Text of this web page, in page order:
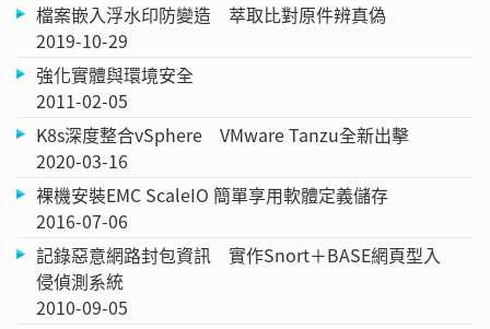
檔案嵌入浮水印防變造 萃取比對原件辨真偽
2019-10-29
強化實體與環境安全
2011-02-05
K8s深度整合vSphere VMware Tanzu全新出擊
2020-03-16
裸機安裝EMC ScaleIO 簡單享用軟體定義儲存
2016-07-06
記錄惡意網路封包資訊 實作Snort＋BASE網頁型入
侵偵測系統
2010-09-05